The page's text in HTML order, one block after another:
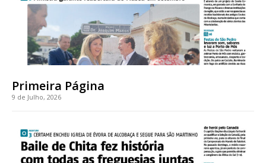
Acesso ao conteúdo online
Acesso aos conteúdos Exclusivos para
assinantes
Ofertas para assinatura anual
Primeira Página
9 de Julho, 2026